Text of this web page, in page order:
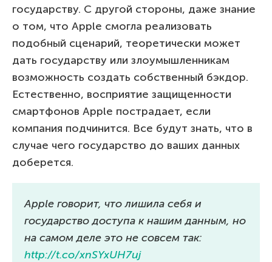
государству. С другой стороны, даже знание
о том, что Apple смогла реализовать
подобный сценарий, теоретически может
дать государству или злоумышленникам
возможность создать собственный бэкдор.
Естественно, восприятие защищенности
смартфонов Apple пострадает, если
компания подчинится. Все будут знать, что в
случае чего государство до ваших данных
доберется.
Apple говорит, что лишила себя и
государство доступа к нашим данным, но
на самом деле это не совсем так:
http://t.co/xnSYxUH7uj